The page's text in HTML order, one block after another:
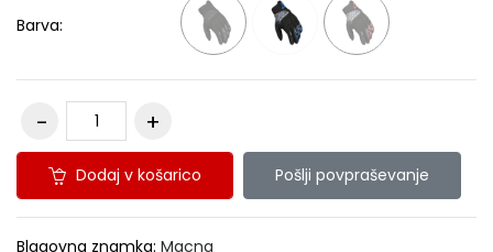
Barva:
Dodaj v košarico Pošlji povpraševanje
Blagovna znamka: Macna